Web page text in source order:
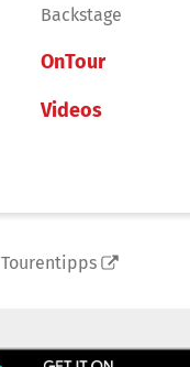
Backstage
OnTour
Videos
Tourentipps